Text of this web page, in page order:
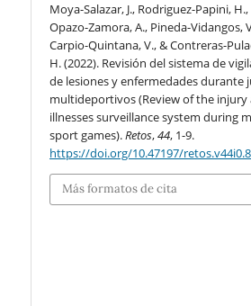
Moya-Salazar, J., Rodriguez-Papini, H.,
Opazo-Zamora, A., Pineda-Vidangos,
Carpio-Quintana, V., & Contreras-
H. (2022). Revisión del sistema de
de lesiones y enfermedades durante
multideportivos (Review of the injury
illnesses surveillance system during
sport games).Retos,44, 1-9.
https://doi.org/10.47197/
Más formatos de cita